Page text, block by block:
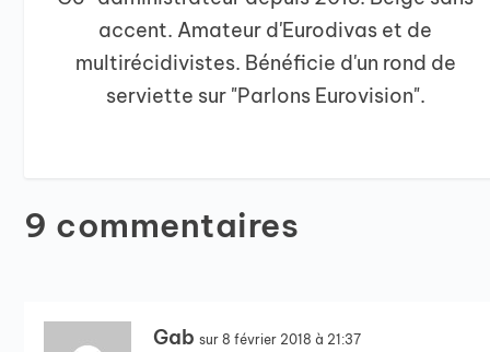
accent. Amateur d'Eurodivas et de
multirécidivistes. Bénéficie d'un rond de
serviette sur "Parlons Eurovision".
9 commentaires
Gab sur 8 février 2018 à 21:37